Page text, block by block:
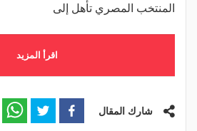
المنتخب المصري تأهل إلى
اقرأ المزيد
شارك المقال